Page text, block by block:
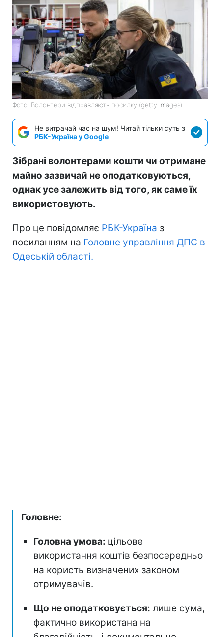
Фото: Волонтери відправляють посилку (getty images)
Не витрачай час на шум! Читай тільки суть з
РБК-Україна у Google
Зібрані волонтерами кошти чи отримане
майно зазвичай не оподатковуються,
однак усе залежить від того, як саме їх
використовують.
Про це повідомляє РБК-Україна з
посиланням на Головне управління ДПС в
Одеській області.
Головне:
Головна умова: цільове
використання коштів безпосередньо
на користь визначених законом
отримувачів.
Що не оподатковується: лише сума,
фактично використана на